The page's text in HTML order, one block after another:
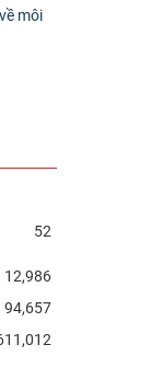
môi
52
12,986
94,657